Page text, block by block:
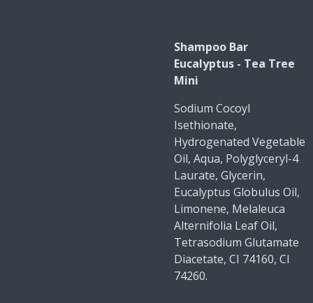
Shampoo Bar
Eucalyptus - Tea Tree
Mini
Sodium Cocoyl
Isethionate,
Hydrogenated Vegetable
Oil, Aqua, Polyglyceryl-4
Laurate, Glycerin,
Eucalyptus Globulus Oil,
Limonene, Melaleuca
Alternifolia Leaf Oil,
Tetrasodium Glutamate
Diacetate, CI 74160, CI
74260.